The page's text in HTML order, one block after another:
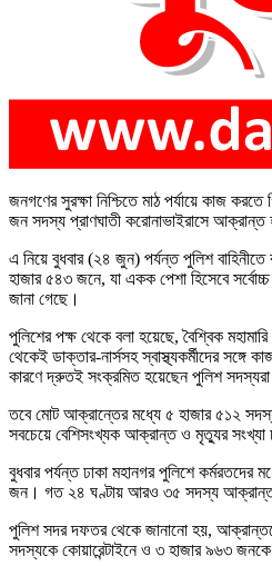
জনগণের সুরক্ষা নিশ্চিতে মাঠ পর্যায়ে কাজ
জন সদস্য প্রাণঘাতী করোনাভাইরাসে আক্রান্ত
এ নিয়ে বুধবার (২৪ জুন) পর্যন্ত পুলিশ
হাজার ৫৪৩ জনে, যা একক পেশা হিসেবে
জানা গেছে।
পুলিশের পক্ষ থেকে বলা হয়েছে, বৈশ্বিক
থেকেই ডাক্তার-নার্সসহ স্বাস্থ্যকর্মীদের
কারণে দ্রুতই সংক্রমিত হয়েছেন পুলিশ
তবে মোট আক্রান্তের মধ্যে ৫ হাজার ৫১২
সবচেয়ে বেশিসংখ্যক আক্রান্ত ও মৃত্যুর সংখ্যা
বুধবার পর্যন্ত ঢাকা মহানগর পুলিশে
জন। গত ২৪ ঘণ্টায় আরও ৩৫ সদস্য আক্রান্ত
পুলিশ সদর দফতর থেকে জানানো হয়,
সদস্যকে কোয়ারেন্টাইনে ও ৩ হাজার ৯৬৩